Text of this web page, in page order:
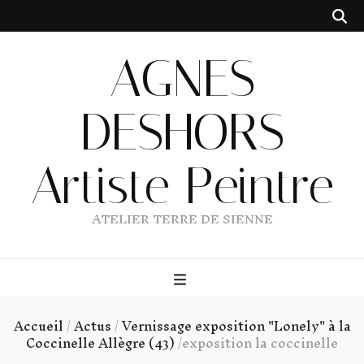
AGNES
DESHORS
Artiste Peintre
ATELIER TERRE DE SIENNE
Accueil/Actus/Vernissage exposition "Lonely" à la
Coccinelle Allègre (43)/exposition la coccinelle